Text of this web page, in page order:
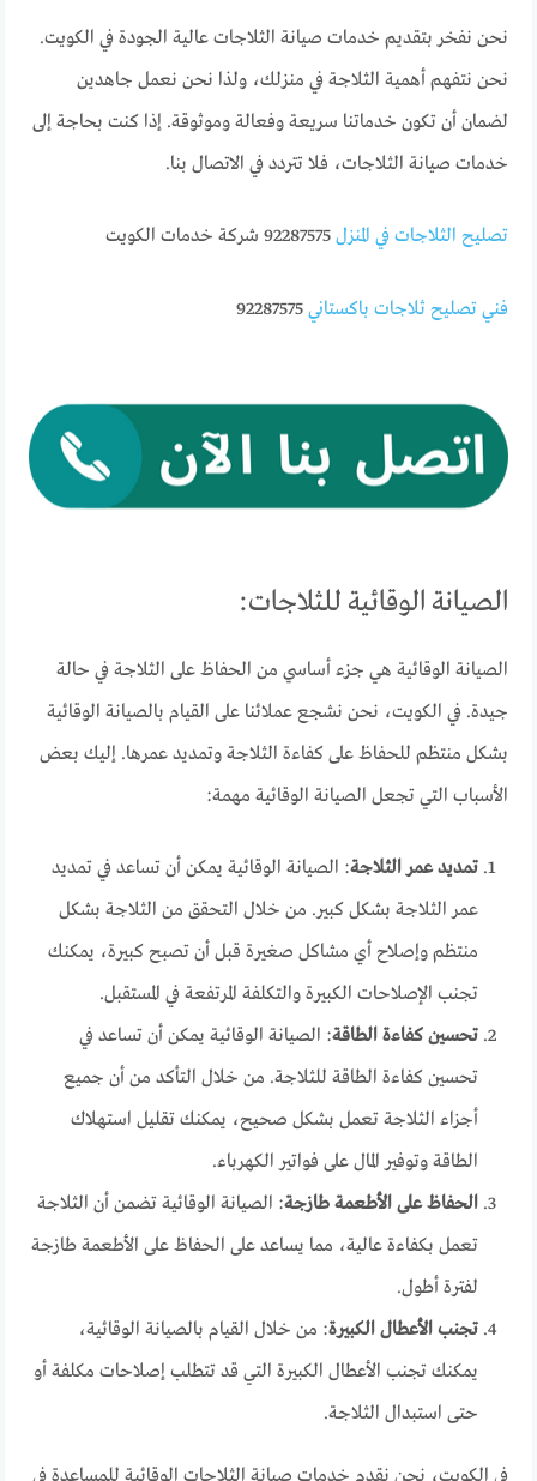
نحن نفخر بتقديم خدمات صيانة الثلاجات عالية الجودة في الكويت.
نحن نتفهم أهمية الثلاجة في منزلك، ولذا نحن نعمل جاهدين
لضمان أن تكون خدماتنا سريعة وفعالة وموثوقة. إذا كنت بحاجة إلى
خدمات صيانة الثلاجات، فلا تتردد في الاتصال بنا.
تصليح الثلاجات في المنزل 92287575 شركة خدمات الكويت
فني تصليح ثلاجات باكستاني 92287575
الصيانة الوقائية للثلاجات:
الصيانة الوقائية هي جزء أساسي من الحفاظ على الثلاجة في حالة
جيدة. في الكويت، نحن نشجع عملائنا على القيام بالصيانة الوقائية
بشكل منتظم للحفاظ على كفاءة الثلاجة وتمديد عمرها. إليك بعض
الأسباب التي تجعل الصيانة الوقائية مهمة:
تمديد عمر الثلاجة: الصيانة الوقائية يمكن أن تساعد في تمديد
عمر الثلاجة بشكل كبير. من خلال التحقق من الثلاجة بشكل
منتظم وإصلاح أي مشاكل صغيرة قبل أن تصبح كبيرة، يمكنك
تجنب الإصلاحات الكبيرة والتكلفة المرتفعة في المستقبل.
تحسين كفاءة الطاقة: الصيانة الوقائية يمكن أن تساعد في
تحسين كفاءة الطاقة للثلاجة. من خلال التأكد من أن جميع
أجزاء الثلاجة تعمل بشكل صحيح، يمكنك تقليل استهلاك
الطاقة وتوفير المال على فواتير الكهرباء.
الحفاظ على الأطعمة طازجة: الصيانة الوقائية تضمن أن الثلاجة
تعمل بكفاءة عالية، مما يساعد على الحفاظ على الأطعمة طازجة
لفترة أطول.
تجنب الأعطال الكبيرة: من خلال القيام بالصيانة الوقائية،
يمكنك تجنب الأعطال الكبيرة التي قد تتطلب إصلاحات مكلفة أو
حتى استبدال الثلاجة.
في الكويت، نحن نقدم خدمات صيانة الثلاجات الوقائية للمساعدة في